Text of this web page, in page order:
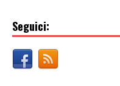
Seguici: